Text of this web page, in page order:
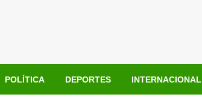
POLÍTICA DEPORTES INTERNACIONAL